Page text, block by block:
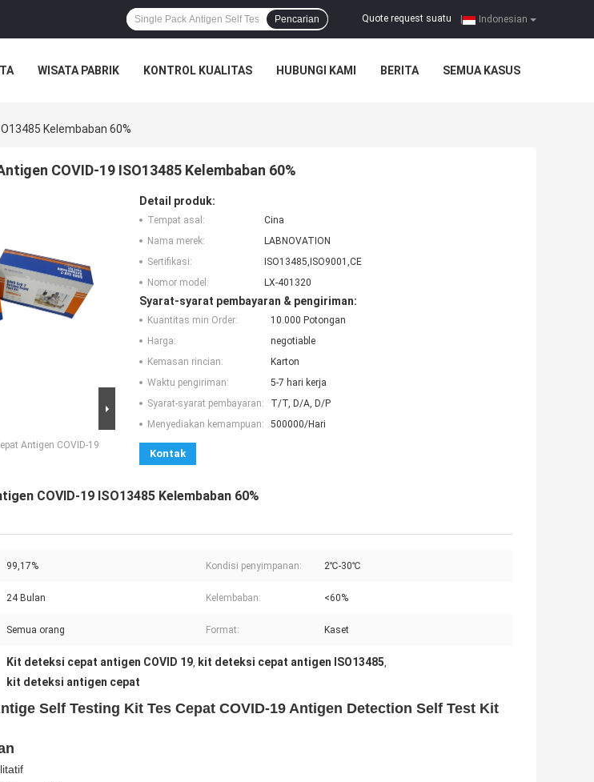
Indonesian
Quote request suatu
Pencarian
WISATA PABRIK KONTROL KUALITAS HUBUNGI KAMI BERITA SEMUA KASUS
Kelembaban 60%
COVID-19 ISO13485 Kelembaban 60%
Antigen COVID-19
Detail produk:
Tempat asal:
Cina
Nama merek:
LABNOVATION
Sertifikasi:
ISO13485,ISO9001,CE
Nomor model:
LX-401320
Syarat-syarat pembayaran & pengiriman:
Kuantitas min Order:
10.000 Potongan
Harga:
negotiable
Kemasan rincian:
Karton
Waktu pengiriman:
5-7 hari kerja
Syarat-syarat pembayaran:
T/T, D/A, D/P
Menyediakan kemampuan:
500000/Hari
Kontak
COVID-19 ISO13485 Kelembaban 60%
99,17% Kondisi penyimpanan: 2℃-30℃
24 Bulan Kelembaban: <60%
Semua orang Format: Kaset
Kit deteksi cepat antigen COVID 19, kit deteksi cepat antigen ISO13485,
kit deteksi antigen cepat
Self Testing Kit Tes Cepat COVID-19 Antigen Detection Self Test Kit